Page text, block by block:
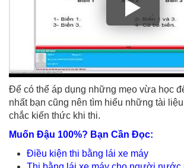
Để có thể áp dụng những mẹo vừa học
nhất bạn cũng nên tìm hiểu những tài
chắc kiến thức khi thi.
Muốn Đậu 100%? Bạn Cần Đọc:
Điều kiện thi bằng lái xe máy